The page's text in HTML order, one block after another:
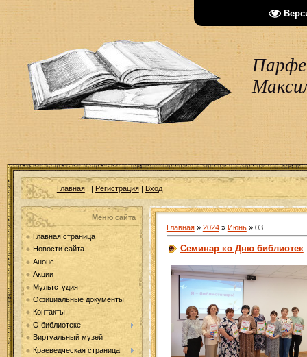
Главная| | Регистрация| Вход
Меню сайта
Главная страница
Новости сайта
Анонс
Акции
Мультстудия
Официальные документы
Контакты
О библиотеке
Виртуальный музей
Краеведческая страница
Главная» 2024 » Июнь » 03
Семинар ко Дню библиотек